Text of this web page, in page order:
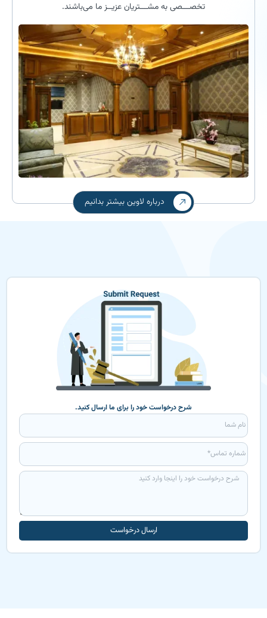
تخصـــصی به مشـــتریان عزیــز ما می‌باشند.
درباره لاوین بیشتر بدانیم
شرح درخواست خود را برای ما ارسال کنید.
ارسال درخواست